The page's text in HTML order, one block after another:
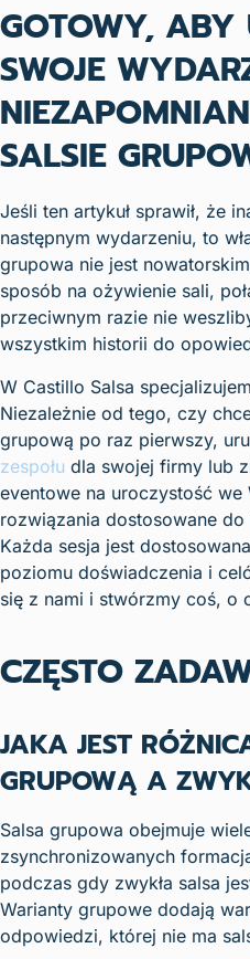
GOTOWY, ABY
SWOJE
SALSIE
Jeśli ten artykuł sprawił, że
następnym wydarzeniu, to
grupowa nie jest
sposób na ożywienie sali,
przeciwnym razie nie
wszystkim historii do
W Castillo Salsa
Niezależnie od tego, czy
grupową po raz pierwszy,
zespołu dla swojej firmy lub
eventowe na uroczystość we
rozwiązania dostosowane
Każda sesja jest
poziomu doświadczenia i
się z nami i stwórzmy coś, o
CZĘSTO
JAKA JEST
GRUPOWĄ A
Salsa grupowa obejmuje
zsynchronizowanych
podczas gdy zwykła salsa
Warianty grupowe dodają
odpowiedzi, której nie ma